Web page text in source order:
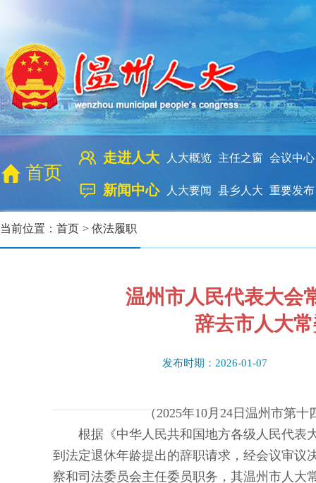
首页
走进人大 人大概览 主任之窗 会议中心
新闻中心 人大要闻 县乡人大 重要发布
当前位置： 首页 > 依法履职
温州市人民代表大会
辞去市人大
发布时期：2026-01-07
（2025年10月24日温州市第
根据《中华人民共和国地方各级人民代表
到法定退休年龄提出的辞职请求，经会议审议
察和司法委员会主任委员职务，其温州市人大